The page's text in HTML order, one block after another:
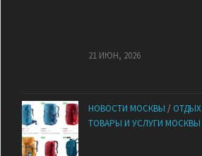
21 ИЮН, 2026
НОВОСТИ МОСКВЫ / ОТДЫХ
ТОВАРЫ И УСЛУГИ МОСКВЫ